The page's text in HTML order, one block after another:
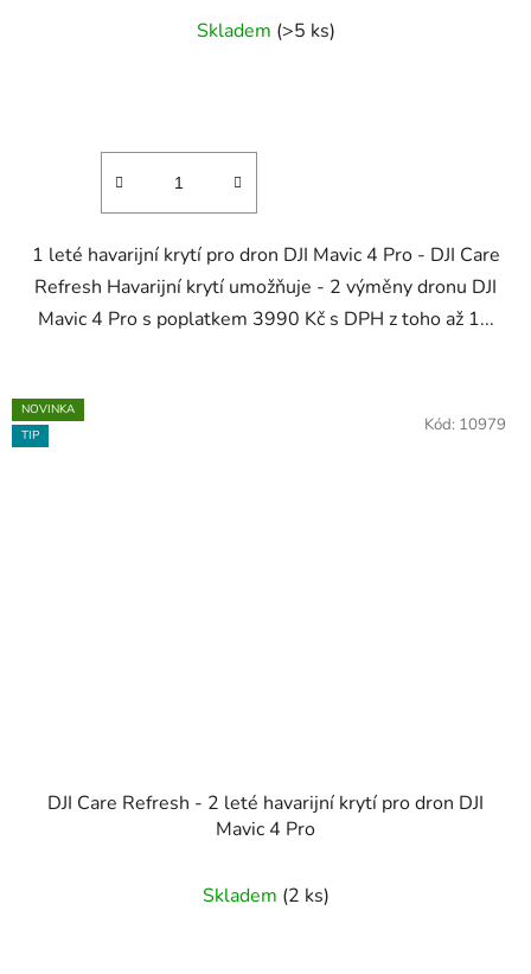
Skladem (>5 ks)
1 leté havarijní krytí pro dron DJI Mavic 4 Pro - DJI Care
Refresh Havarijní krytí umožňuje - 2 výměny dronu DJI
Mavic 4 Pro s poplatkem 3990 Kč s DPH z toho až 1...
NOVINKA
TIP
DJI Care Refresh - 2 leté havarijní krytí pro dron DJI
Mavic 4 Pro
Skladem (2 ks)
Kód: 10979